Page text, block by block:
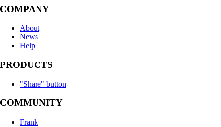
COMPANY
About
News
Help
PRODUCTS
"Share" button
COMMUNITY
Frank